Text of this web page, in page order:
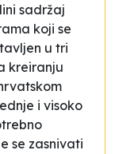
sadržaj
koji se
u tri
kreiranju
i visoko
se zasnivati